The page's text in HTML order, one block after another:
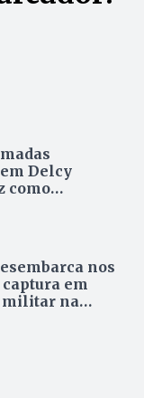
Delcy
como
nos
captura em
militar na